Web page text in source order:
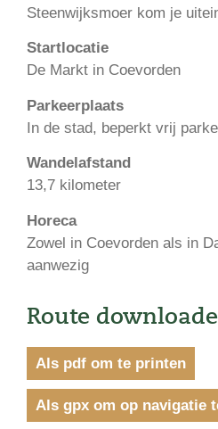
Steenwijksmoer kom je
Startlocatie
De Markt in Coevorden
Parkeerplaats
In de stad, beperkt vrij
Wandelafstand
13,7 kilometer
Horeca
Zowel in Coevorden als in
aanwezig
Route
Als pdf om te printen
Als gpx om op navigatie